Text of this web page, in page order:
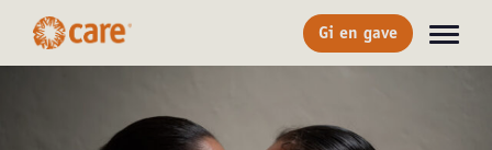
Gi en gave